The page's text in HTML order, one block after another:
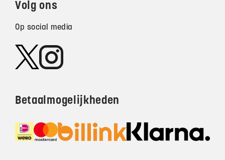
Volg ons
Op social media
Betaalmogelijkheden